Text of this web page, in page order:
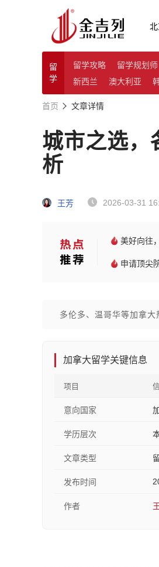
留
学
留学攻略 留学规划师
新西兰
澳大利亚
首页 文章详情
城市之选
析
王芳 2026-03-31
美好向往
申请顶尖
多伦多、温哥华等加拿大
加拿大留学关键信息
项目
意向国家
学历层次
文章类型
发布时间
作者